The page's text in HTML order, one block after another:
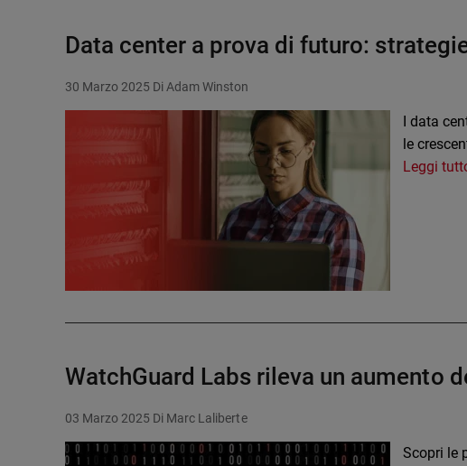
Data center a prova di futuro:
30 Marzo 2025 Di Adam Winston
I data
le
Leggi
WatchGuard Labs rileva un aumento
03 Marzo 2025 Di Marc Laliberte
Scopri le